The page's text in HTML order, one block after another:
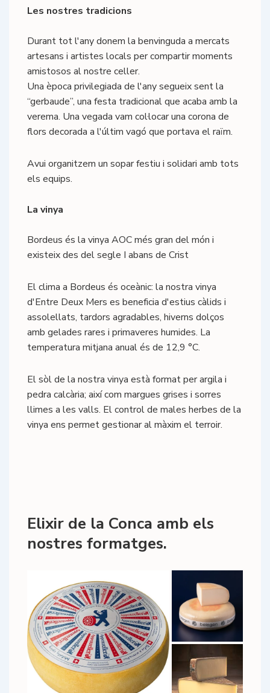
Les nostres tradicions
Durant tot l'any donem la benvinguda a mercats
artesans i artistes locals per compartir moments
amistosos al nostre celler.
Una època privilegiada de l'any segueix sent la
“gerbaude”, una festa tradicional que acaba amb la
verema. Una vegada vam col·locar una corona de
flors decorada a l'últim vagó que portava el raïm.
Avui organitzem un sopar festiu i solidari amb tots
els equips.
La vinya
Bordeus és la vinya AOC més gran del món i
existeix des del segle I abans de Crist
El clima a Bordeus és oceànic: la nostra vinya
d'Entre Deux Mers es beneficia d'estius càlids i
assolellats, tardors agradables, hiverns dolços
amb gelades rares i primaveres humides. La
temperatura mitjana anual és de 12,9 °C.
El sòl de la nostra vinya està format per argila i
pedra calcària; així com margues grises i sorres
llimes a les valls. El control de males herbes de la
vinya ens permet gestionar al màxim el terroir.
Elixir de la Conca amb els
nostres formatges.